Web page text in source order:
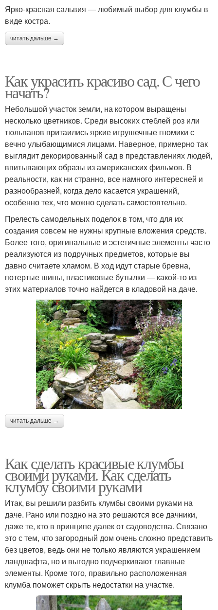
Ярко-красная сальвия — любимый выбор для клумбы в
виде костра.
читать дальше →
Как украсить красиво сад. С чего
начать?
Небольшой участок земли, на котором выращены
несколько цветников. Среди высоких стеблей роз или
тюльпанов притаились яркие игрушечные гномики с
вечно улыбающимися лицами. Наверное, примерно так
выглядит декорированный сад в представлениях людей,
впитывающих образы из американских фильмов. В
реальности, как ни странно, все намного интересней и
разнообразней, когда дело касается украшений,
особенно тех, что можно сделать самостоятельно.
Прелесть самодельных поделок в том, что для их
создания совсем не нужны крупные вложения средств.
Более того, оригинальные и эстетичные элементы часто
реализуются из подручных предметов, которые вы
давно считаете хламом. В ход идут старые бревна,
потертые шины, пластиковые бутылки — какой-то из
этих материалов точно найдется в кладовой на даче.
читать дальше →
Как сделать красивые клумбы
своими руками. Как сделать
клумбу своими руками
Итак, вы решили разбить клумбы своими руками на
даче. Рано или поздно на это решаются все дачники,
даже те, кто в принципе далек от садоводства. Связано
это с тем, что загородный дом очень сложно представить
без цветов, ведь они не только являются украшением
ландшафта, но и выгодно подчеркивают главные
элементы. Кроме того, правильно расположенная
клумба поможет скрыть недостатки на участке.